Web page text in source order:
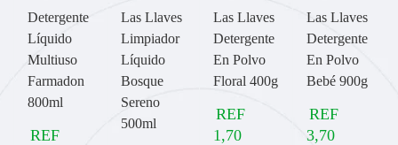
Detergente
Líquido
Multiuso
Farmadon
800ml
REF
Las Llaves
Limpiador
Líquido
Bosque
Sereno
500ml
Las Llaves
Detergente
En Polvo
Floral 400g
REF
1,70
Las Llaves
Detergente
En Polvo
Bebé 900g
REF
3,70